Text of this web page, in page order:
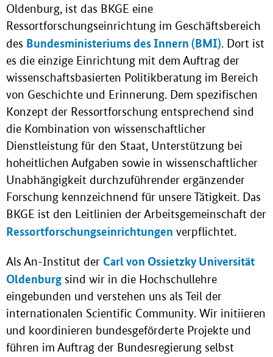
Oldenburg, ist das BKGE eine
Ressortforschungseinrichtung im Geschäftsbereich
des Bundesministeriums des Innern (BMI). Dort ist
es die einzige Einrichtung mit dem Auftrag der
wissenschaftsbasierten Politikberatung im Bereich
von Geschichte und Erinnerung. Dem spezifischen
Konzept der Ressortforschung entsprechend sind
die Kombination von wissenschaftlicher
Dienstleistung für den Staat, Unterstützung bei
hoheitlichen Aufgaben sowie in wissenschaftlicher
Unabhängigkeit durchzuführender ergänzender
Forschung kennzeichnend für unsere Tätigkeit. Das
BKGE ist den Leitlinien der Arbeitsgemeinschaft der
Ressortforschungseinrichtungen verpflichtet.
Als An-Institut der Carl von Ossietzky Universität
Oldenburg sind wir in die Hochschullehre
eingebunden und verstehen uns als Teil der
internationalen Scientific Community. Wir initiieren
und koordinieren bundesgeförderte Projekte und
führen im Auftrag der Bundesregierung selbst